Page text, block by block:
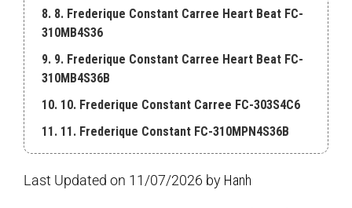
8. 8. Frederique Constant Carree Heart Beat FC-
310MB4S36
9. 9. Frederique Constant Carree Heart Beat FC-
310MB4S36B
10. 10. Frederique Constant Carree FC-303S4C6
11. 11. Frederique Constant FC-310MPN4S36B
Last Updated on 11/07/2026 by Hanh